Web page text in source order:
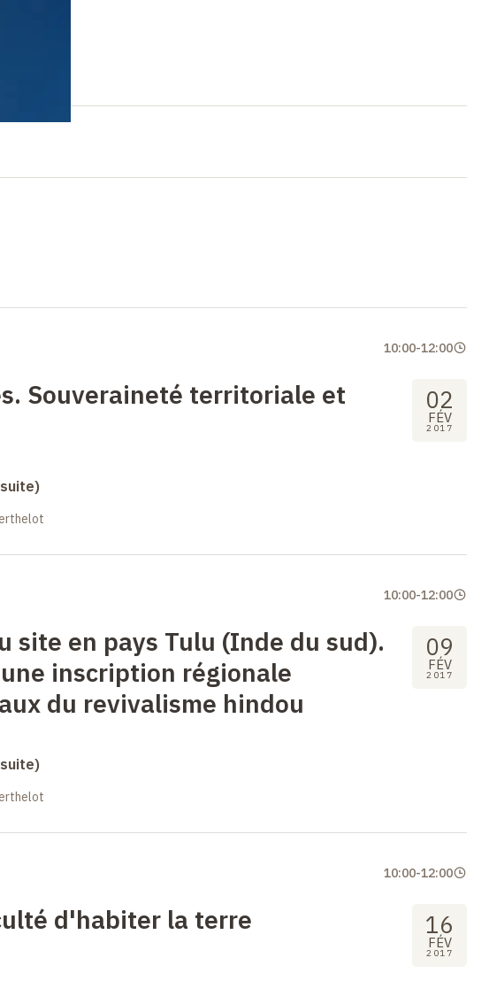
Souveraineté territoriale et 02
FÉV
2017
10:00-12:00
site en pays Tulu (Inde du sud).
inscription régionale
du revivalisme hindou
09
FÉV
2017
10:00-12:00
d'habiter la terre 16
FÉV
2017
10:00-12:00